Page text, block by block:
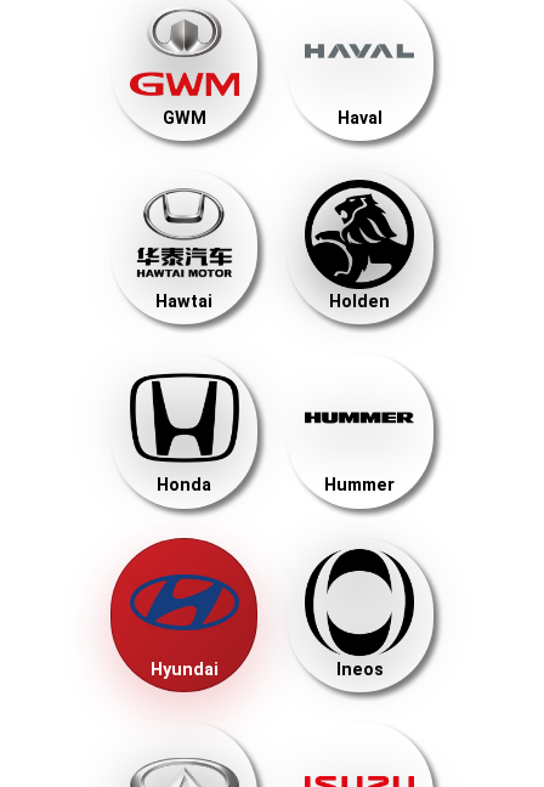
GWM Haval
Hawtai Holden
Honda Hummer
Hyundai Ineos